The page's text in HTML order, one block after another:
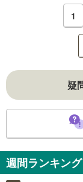
1
疑
週間ランキング